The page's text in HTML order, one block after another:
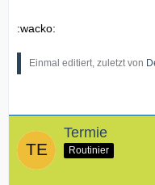
:wacko:
Einmal editiert, zuletzt von
Termie
Routinier